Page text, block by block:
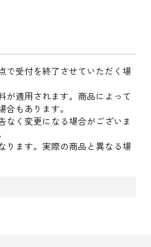
で受付を終了させていただく場
適用されます。商品によって
もあります。
く変更になる場合がございま
ります。実際の商品と異なる場